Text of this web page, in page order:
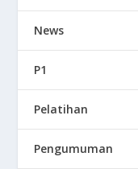
News
P1
Pelatihan
Pengumuman